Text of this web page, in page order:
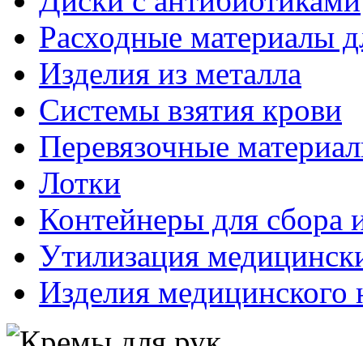
Расходные материалы
Изделия из металла
Системы взятия крови
Перевязочные
Лотки
Контейнеры для сбора
Утилизация
Изделия медицинского